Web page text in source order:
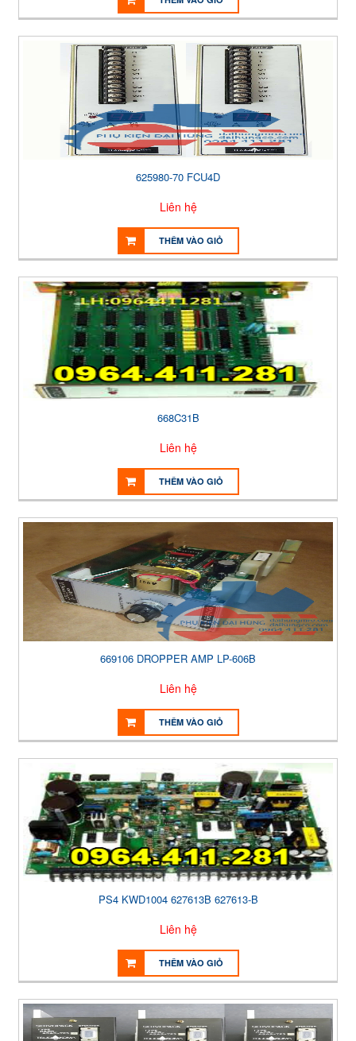
625980-70 FCU4D
Liên hệ
THÊM VÀO GIỎ
668C31B
Liên hệ
THÊM VÀO GIỎ
669106 DROPPER AMP LP-606B
Liên hệ
THÊM VÀO GIỎ
PS4 KWD1004 627613B 627613-B
Liên hệ
THÊM VÀO GIỎ